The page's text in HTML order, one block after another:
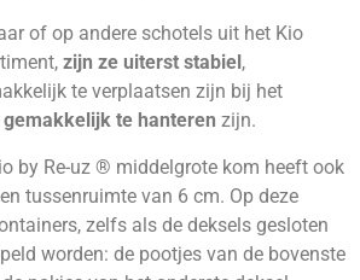
of op andere schotels uit het Kio
zijn ze uiterst stabiel,
te verplaatsen zijn bij het
gemakkelijk te hanteren zijn.
by Re-uz ® middelgrote kom heeft ook
tussenruimte van 6 cm. Op deze
zelfs als de deksels gesloten
worden: de pootjes van de bovenste